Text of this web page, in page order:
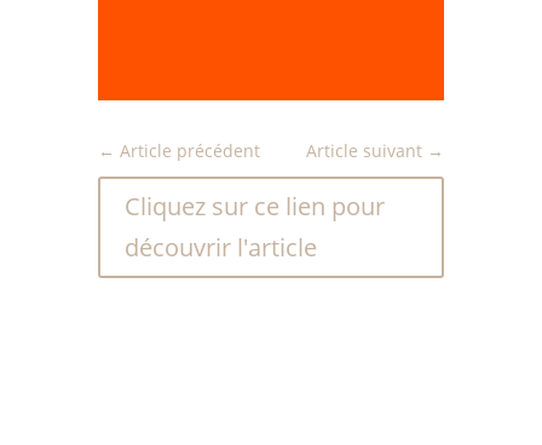
← Article précédent Article suivant →
Cliquez sur ce lien pour
découvrir l'article